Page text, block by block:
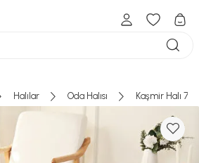
Halılar Oda Halısı Kaşmir Halı 7/